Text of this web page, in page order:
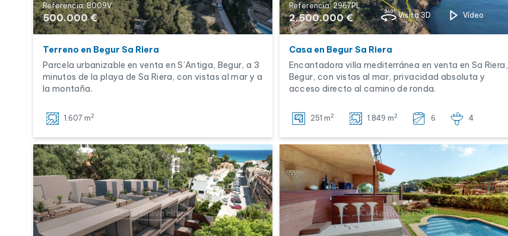
Referencia: 8009V
500.000 €
Terreno en Begur Sa Riera
Parcela urbanizable en venta en S’Antiga, Begur, a 3
minutos de la playa de Sa Riera, con vistas al mar y a
la montaña.
1.607 m2
Referencia: 2967PL
2.500.000 € Visita 3D Vídeo
Casa en Begur Sa Riera
Encantadora villa mediterránea en venta en Sa Riera,
Begur, con vistas al mar, privacidad absoluta y
acceso directo al camino de ronda.
251 m2 1.849 m2 6 4